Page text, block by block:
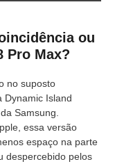
ou
Pro Max?
no suposto
Dynamic Island
Samsung.
essa versão
espaço na parte
despercebido pelos